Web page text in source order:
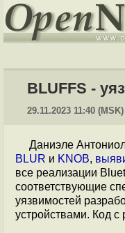
BLUFFS -
29.11.2023 11:40 (MSK)
Даниэле
BLUR и KNOB,
все реализации
соответствующие
уязвимостей
устройствами. Код с